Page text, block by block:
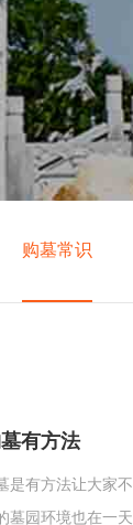
购墓常识
有方法
是有方法让大家
墓园环境也在一